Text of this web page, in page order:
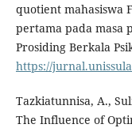
quotient mahasiswa
pertama pada masa
Prosiding Berkala
https://
Tazkiatunnisa, A.,
The Influence of